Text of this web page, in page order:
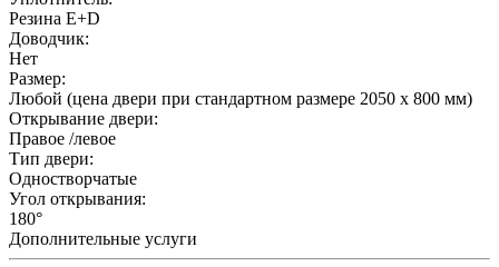
Резина E+D
Доводчик:
Нет
Размер:
Любой (цена двери при стандартном размере 2050 x 800 мм)
Открывание двери:
Правое /левое
Тип двери:
Одностворчатые
Угол открывания:
180°
Дополнительные услуги